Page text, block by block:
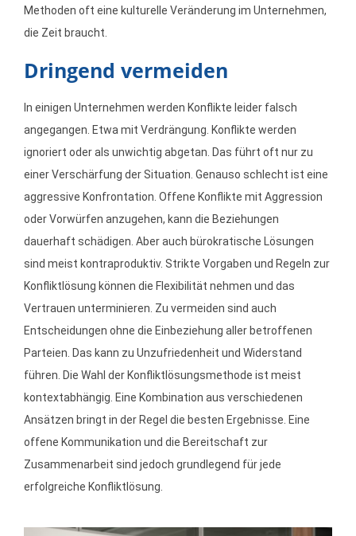
Methoden oft eine kulturelle Veränderung im Unternehmen,
die Zeit braucht.
Dringend vermeiden
In einigen Unternehmen werden Konflikte leider falsch
angegangen. Etwa mit Verdrängung. Konflikte werden
ignoriert oder als unwichtig abgetan. Das führt oft nur zu
einer Verschärfung der Situation. Genauso schlecht ist eine
aggressive Konfrontation. Offene Konflikte mit Aggression
oder Vorwürfen anzugehen, kann die Beziehungen
dauerhaft schädigen. Aber auch bürokratische Lösungen
sind meist kontraproduktiv. Strikte Vorgaben und Regeln zur
Konfliktlösung können die Flexibilität nehmen und das
Vertrauen unterminieren. Zu vermeiden sind auch
Entscheidungen ohne die Einbeziehung aller betroffenen
Parteien. Das kann zu Unzufriedenheit und Widerstand
führen. Die Wahl der Konfliktlösungsmethode ist meist
kontextabhängig. Eine Kombination aus verschiedenen
Ansätzen bringt in der Regel die besten Ergebnisse. Eine
offene Kommunikation und die Bereitschaft zur
Zusammenarbeit sind jedoch grundlegend für jede
erfolgreiche Konfliktlösung.